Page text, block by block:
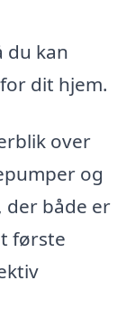
du kan
dit hjem.
over
og
der både er
første